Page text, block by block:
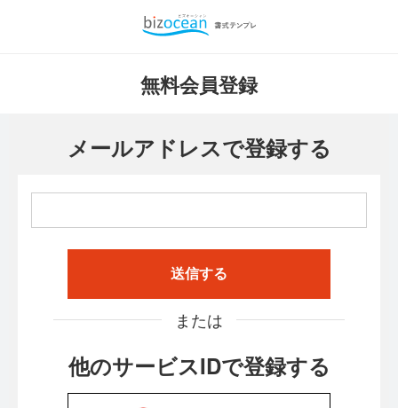
無料会員登録
メールアドレスで登録する
送信する
または
他のサービスIDで登録する